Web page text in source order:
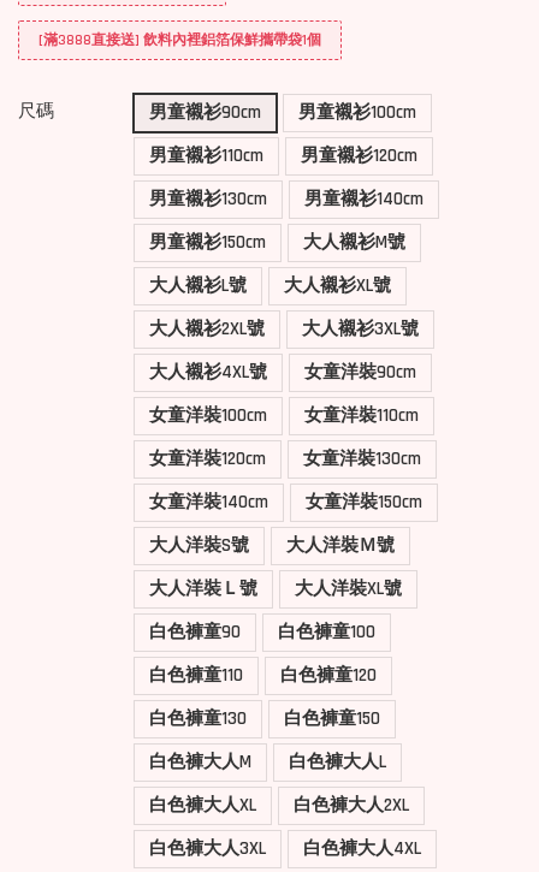
[滿3888直接送] 飲料內裡鋁箔保鮮攜帶袋1個
尺碼 男童襯衫90cm
男童襯衫100cm
男童襯衫110cm
男童襯衫120cm
男童襯衫130cm
男童襯衫140cm
男童襯衫150cm
大人襯衫M號
大人襯衫L號
大人襯衫XL號
大人襯衫2XL號
大人襯衫3XL號
大人襯衫4XL號
女童洋裝90cm
女童洋裝100cm
女童洋裝110cm
女童洋裝120cm
女童洋裝130cm
女童洋裝140cm
女童洋裝150cm
大人洋裝S號
大人洋裝Ｍ號
大人洋裝Ｌ號
大人洋裝XL號
白色褲童90
白色褲童100
白色褲童110
白色褲童120
白色褲童130
白色褲童150
白色褲大人M
白色褲大人L
白色褲大人XL
白色褲大人2XL
白色褲大人3XL
白色褲大人4XL